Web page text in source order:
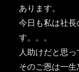
あります。
今日も私は社
す。。。
人助けだと思
そのご恩は一生